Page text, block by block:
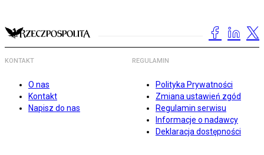
KONTAKT
O nas
Kontakt
Napisz do nas
REGULAMIN
Polityka Prywatności
Zmiana ustawień zgód
Regulamin serwisu
Informacje o nadawcy
Deklaracja dostępności